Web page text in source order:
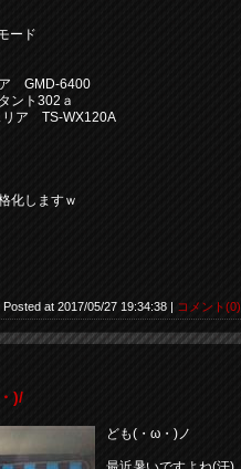
ード
GMD‐6400
ト302ａ
リア TS-WX120A
化しますｗ
Posted at 2017/05/27 19:34:38 | コメント(0)
)/
ども(・ω・)ノ